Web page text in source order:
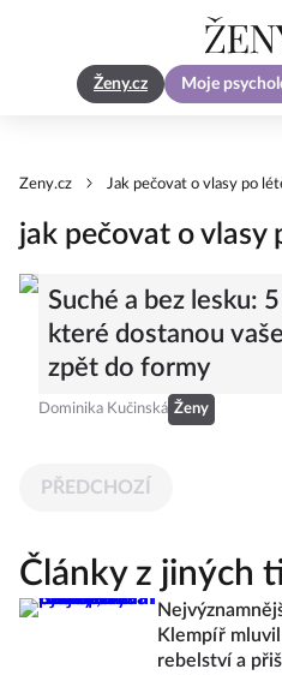
Ženy.cz Moje
Zeny.cz Jak pečovat o vlasy po
jak pečovat o vlasy
Suché a bez lesku:
které dostanou
zpět do formy
Dominika Kučinská Ženy
PŘEDCHOZÍ
Články z jiných
Klempíř mluvil
rebelství a